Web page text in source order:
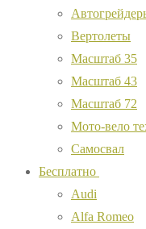
Вертолеты
Масштаб 35
Масштаб 43
Масштаб 72
Мото-вело
Самосвал
Бесплатно
Audi
Alfa Romeo